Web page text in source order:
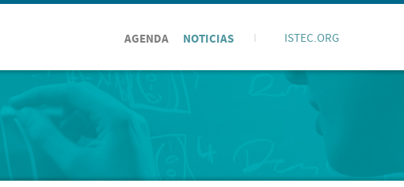
AGENDA NOTICIAS ISTEC.ORG